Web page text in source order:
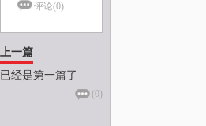
评论(0)
上一篇
已经是第一篇了
(0)